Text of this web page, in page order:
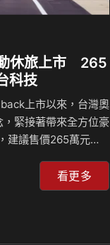
休旅上市 265
科技
上市以來，台灣奧
緊接著帶來全方位豪
建議售價265萬元
期待的Audi Q6 e-
e-tron 不僅是四環品
看更多